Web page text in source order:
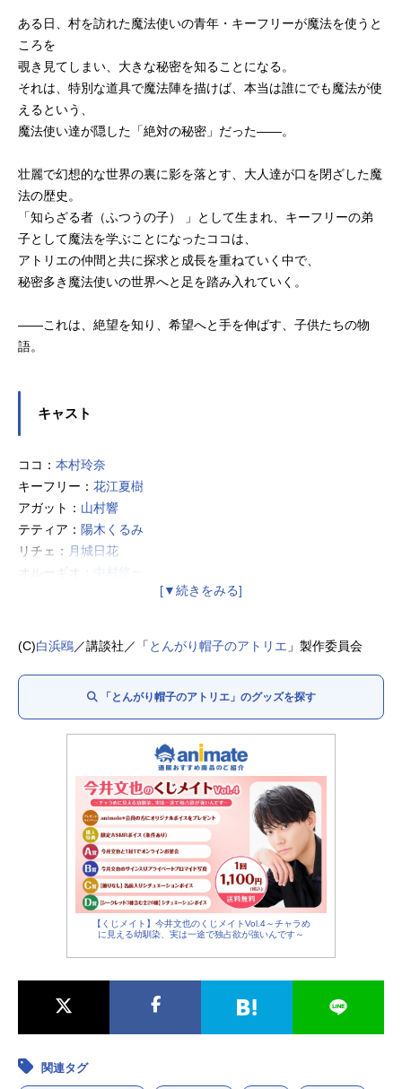
ある日、村を訪れた魔法使いの青年・キーフリーが魔法を使うと
ころを
覗き見てしまい、大きな秘密を知ることになる。
それは、特別な道具で魔法陣を描けば、本当は誰にでも魔法が使
えるという、
魔法使い達が隠した「絶対の秘密」だった――。
壮麗で幻想的な世界の裏に影を落とす、大人達が口を閉ざした魔
法の歴史。
「知らざる者（ふつうの子） 」として生まれ、キーフリーの弟
子として魔法を学ぶことになったココは、
アトリエの仲間と共に探求と成長を重ねていく中で、
秘密多き魔法使いの世界へと足を踏み入れていく。
――これは、絶望を知り、希望へと手を伸ばす、子供たちの物
語。
キャスト
ココ： 本村玲奈
キーフリー： 花江夏樹
アガット： 山村響
テティア： 陽木くるみ
リチェ：
月城日花
タータ：
田村睦心
イースヒース：諏訪部順一
ウトウィン：笠間淳
ガルガ：安元洋貴
熊谷俊輝
久野美咲
イグイーン：斎賀みつき
中尾隆聖
(C)白浜鴎／講談社／「 とんがり帽子のアトリエ 」製作委員会
「とんがり帽子のアトリエ」のグッズを探す
【くじメイト】今井文也のくじメイトVol.4～チャラめ
に見える幼馴染、実は一途で独占欲が強いんです～
関連タグ